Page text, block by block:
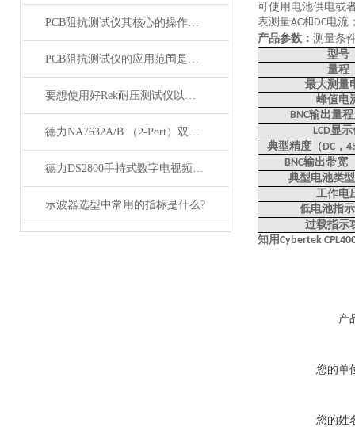
PCB阻抗测试仪其核心的操作流程如下
PCB阻抗测试仪的应用范围是非常广泛的
要想使用好Rek耐压测试仪以下步骤不可少
德力NA7632A/B （2-Port）双端口矢量网络分析仪
德力DS2800手持式数字电视频谱分析仪
示波器选型中常用的指标是什么?
可使用电池供电或
表测量AC和 DC电流
产品参数： 测量条
型号
量程
最大测量
峰值电
BNC输出量
LCD显示
典型精度（DC ，
BNC输出带宽
典型电池类
工作电
低电池指
过载指示
知用Cybertek
产
您的单
您的姓